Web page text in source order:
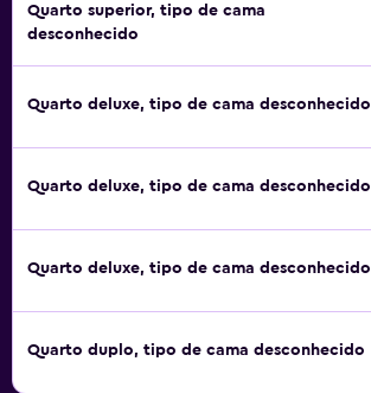
Quarto superior, tipo de cama
desconhecido
Quarto deluxe, tipo de cama desconhecido
Quarto deluxe, tipo de cama desconhecido
Quarto deluxe, tipo de cama desconhecido
Quarto duplo, tipo de cama desconhecido